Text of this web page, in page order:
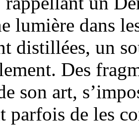
lumière dans
distillées, un
Des
son art,
parfois de les